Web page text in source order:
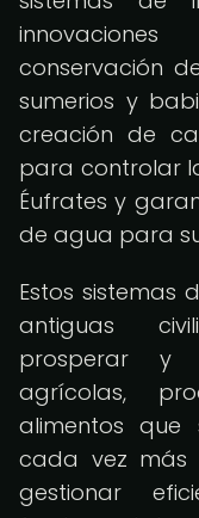
conservación
sumerios y
creación de
para controlar
Éufrates y
de agua para
Estos sistemas
antiguas
prosperar y
agrícolas,
alimentos que
cada vez más
gestionar